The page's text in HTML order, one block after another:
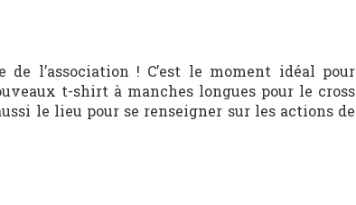
l’association ! C’est le moment idéal pour
t-shirt à manches longues pour le cross
le lieu pour se renseigner sur les actions de